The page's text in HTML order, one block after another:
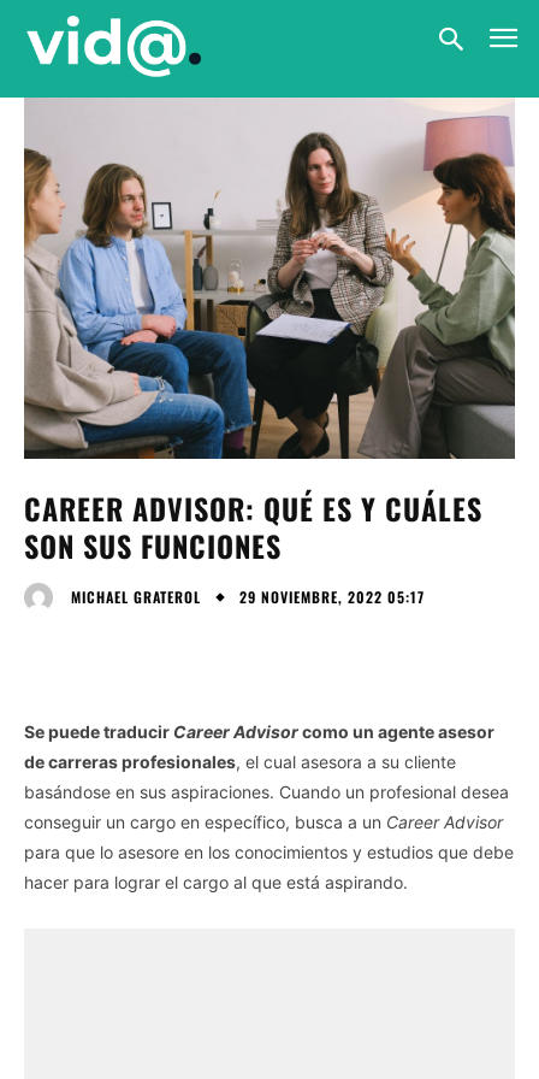
CAREER ADVISOR: QUÉ ES Y CUÁLES
SON SUS FUNCIONES
MICHAEL GRATEROL 29 NOVIEMBRE, 2022 05:17
Se puede traducir Career Advisorcomo un agente asesor
de carreras profesionales, el cual asesora a su cliente
basándose en sus aspiraciones. Cuando un profesional desea
conseguir un cargo en específico, busca a un Career Advisor
para que lo asesore en los conocimientos y estudios que debe
hacer para lograr el cargo al que está aspirando.